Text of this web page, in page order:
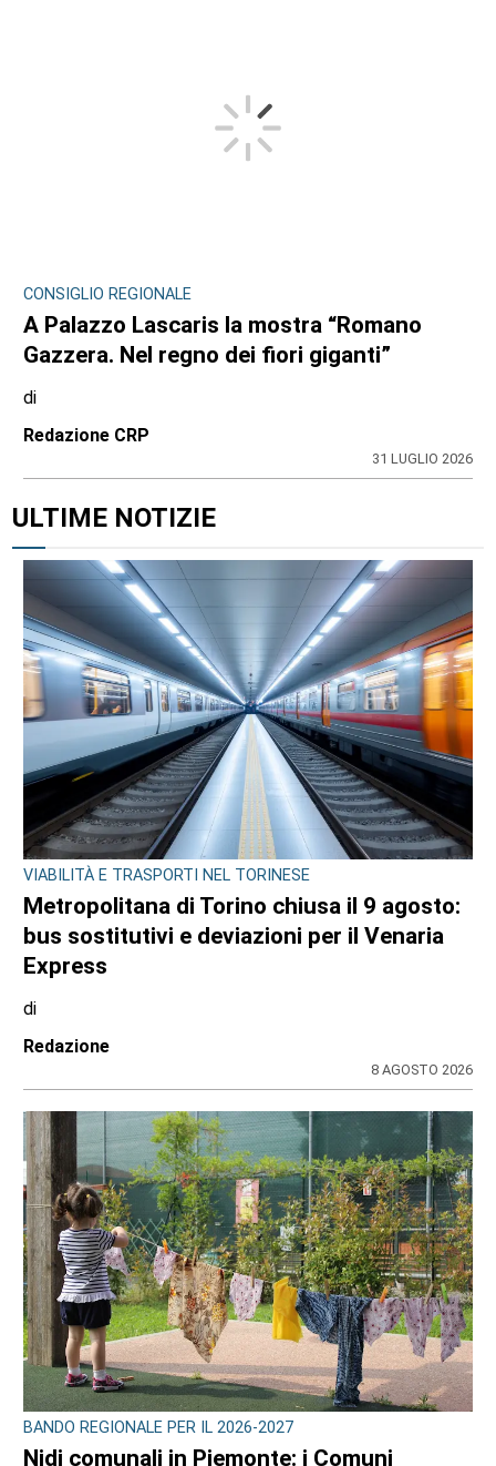
CONSIGLIO REGIONALE
A Palazzo Lascaris la mostra “Romano
Gazzera. Nel regno dei fiori giganti”
di
Redazione CRP
31 LUGLIO 2026
ULTIME NOTIZIE
VIABILITÀ E TRASPORTI NEL TORINESE
Metropolitana di Torino chiusa il 9 agosto:
bus sostitutivi e deviazioni per il Venaria
Express
di
Redazione
8 AGOSTO 2026
BANDO REGIONALE PER IL 2026-2027
Nidi comunali in Piemonte: i Comuni